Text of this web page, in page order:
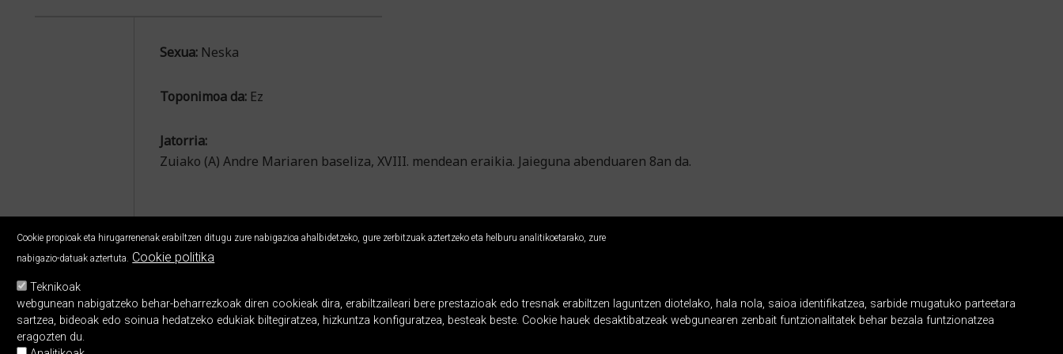
Sexua: Neska
Toponimoa da: Ez
Jatorria:
Zuiako (A) Andre Mariaren baseliza, XVIII. mendean eraikia. Jaieguna abenduaren 8an da.
Cookie propioak eta hirugarrenenak erabiltzen ditugu zure nabigazioa ahalbidetzeko, gure zerbitzuak aztertzeko eta helburu analitikoetarako, zure
nabigazio-datuak aztertuta.
Cookie politika
Teknikoak
webgunean nabigatzeko behar-beharrezkoak diren cookieak dira, erabiltzaileari bere prestazioak edo tresnak erabiltzen laguntzen diotelako, hala nola, saioa identifikatzea, sarbide mugatuko parteetara
sartzea, bideoak edo soinua hedatzeko edukiak biltegiratzea, hizkuntza konfiguratzea, besteak beste. Cookie hauek desaktibatzeak webgunearen zenbait funtzionalitatek behar bezala funtzionatzea
eragozten du.